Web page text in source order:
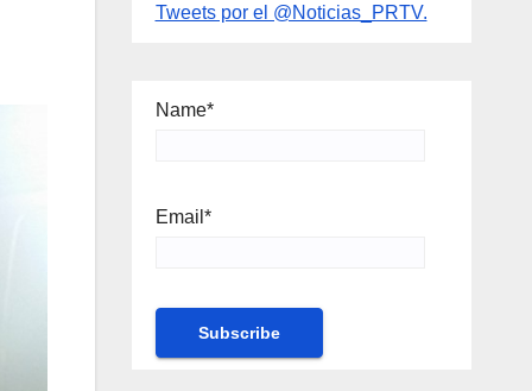
Tweets por el @Noticias_PRTV.
Name*
Email*